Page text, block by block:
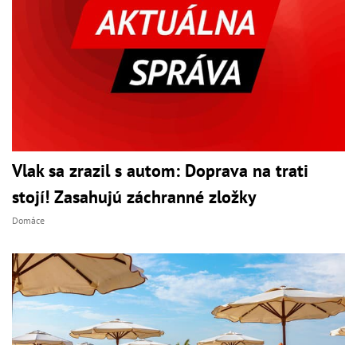
Vlak sa zrazil s autom: Doprava na trati
stojí! Zasahujú záchranné zložky
Domáce